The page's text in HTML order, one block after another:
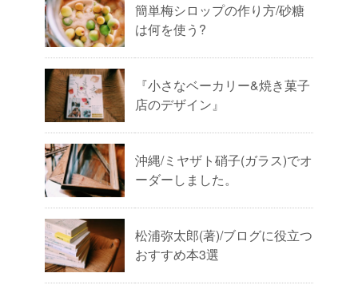
簡単梅シロップの作り方/砂糖
は何を使う?
『小さなベーカリー&焼き菓子
店のデザイン』
沖縄/ミヤザト硝子(ガラス)でオ
ーダーしました。
松浦弥太郎(著)/ブログに役立つ
おすすめ本3選